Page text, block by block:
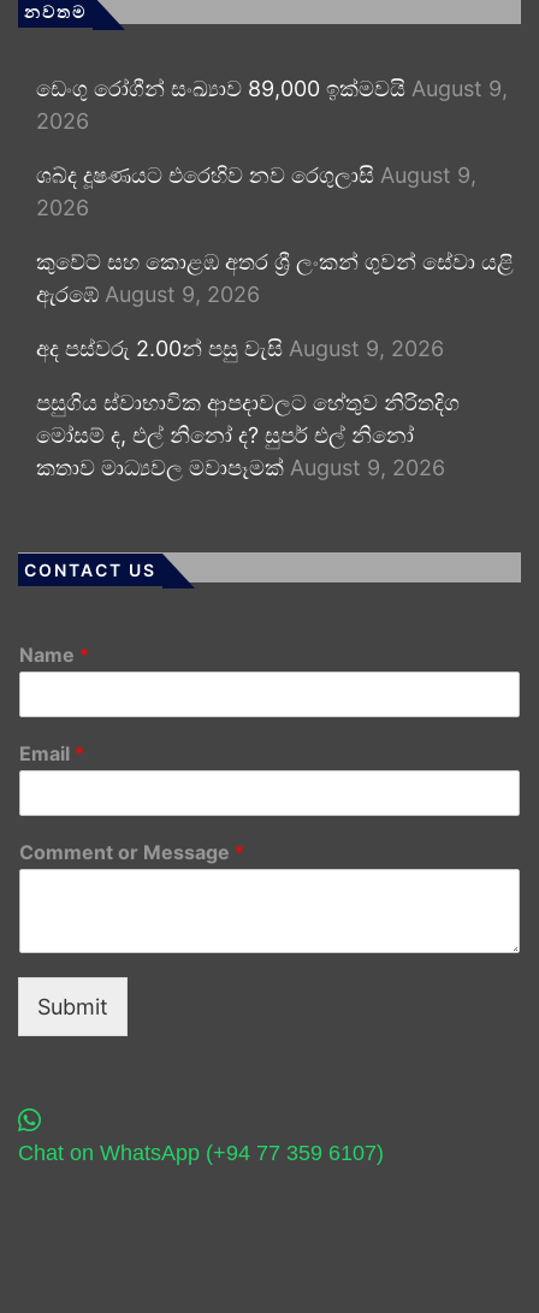
නවතම
ඩෙංගු රෝගීන් සංඛ්‍යාව 89,000 ඉක්මවයි August 9,
2026
ශබ්ද දූෂණයට එරෙහිව නව රෙගුලාසි August 9,
2026
කුවේට් සහ කොළඹ අතර ශ්‍රී ලංකන් ගුවන් සේවා යළි
ඇරඹේ August 9, 2026
අද පස්වරු 2.00න් පසු වැසි August 9, 2026
පසුගිය ස්වාභාවික ආපදාවලට හේතුව නිරිතදිග
මෝසම් ද, එල් නිනෝ ද? සුපර් එල් නිනෝ
කතාව මාධ්‍යවල මවාපෑමක් August 9, 2026
CONTACT US
Name *
Email *
Comment or Message *
Submit
Chat on WhatsApp (+94 77 359 6107)